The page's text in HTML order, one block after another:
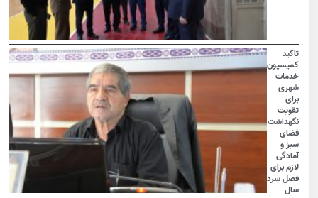
تاکید
کمیسیون
خدمات
شهری
برای
تقویت
نگهداشت
فضای
سبز و
آمادگی
لازم برای
فصل سرد
سال